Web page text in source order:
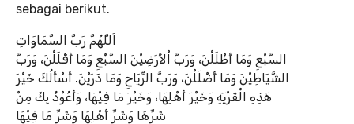
sebagai berikut.
اَللَّهُمَّ رَبَّ السَّمَاوَاتِ
السَّبْعِ وَمَا أَظْلَلْنَ، وَرَبَّ اْلأَرَضِيْنَ السَّبْعِ وَمَا أَقْلَلْنَ، وَرَبَّ
الشَّيَاطِيْنَ وَمَا أَضْلَلْنَ، وَرَبَّ الرِّيَاحِ وَمَا ذَرَيْنَ. أَسْأَلُكَ خَيْرَ
هَذِهِ الْقَرْيَةِ وَخَيْرَ أَهْلِهَا، وَخَيْرَ مَا فِيْهَا، وَأَعُوْذُ بِكَ مِنْ
شَرِّهَا وَشَرِّ أَهْلِهَا وَشَرِّ مَا فِيْهَا